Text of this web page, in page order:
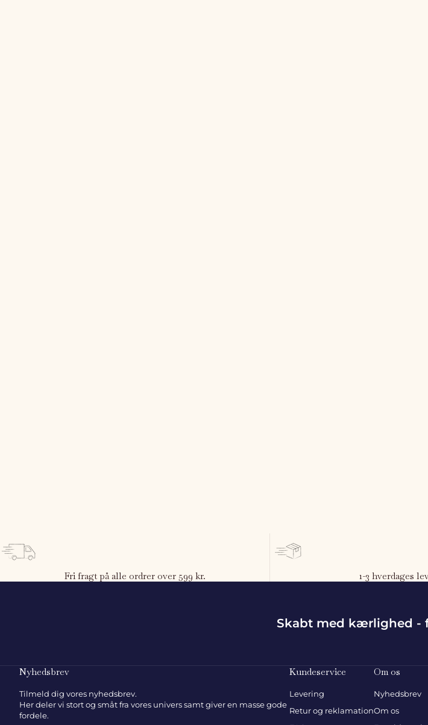
Fri fragt på alle ordrer over 599 kr. 1-3 hverdages
Skabt med kærlighed -
Nyhedsbrev
Tilmeld dig vores nyhedsbrev.
Her deler vi stort og småt fra vores univers samt giver en masse gode
fordele.
Kundeservice
Levering
Retur og reklamation
Om os
Nyhedsbrev
Om os